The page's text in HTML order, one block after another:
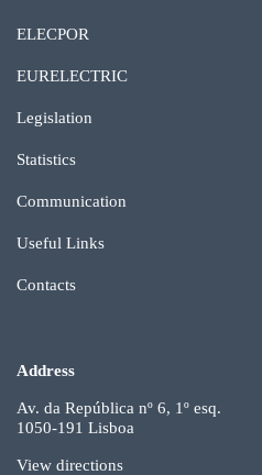
ELECPOR
EURELECTRIC
Legislation
Statistics
Communication
Useful Links
Contacts
Address
Av. da República nº 6, 1º esq.
1050-191 Lisboa
View directions